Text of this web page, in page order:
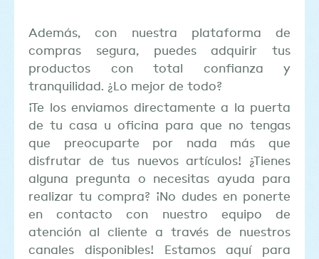
Además, con nuestra plataforma de
compras segura, puedes adquirir tus
productos con total confianza y
tranquilidad. ¿Lo mejor de todo?
¡Te los enviamos directamente a la puerta
de tu casa u oficina para que no tengas
que preocuparte por nada más que
disfrutar de tus nuevos artículos! ¿Tienes
alguna pregunta o necesitas ayuda para
realizar tu compra? ¡No dudes en ponerte
en contacto con nuestro equipo de
atención al cliente a través de nuestros
canales disponibles! Estamos aquí para